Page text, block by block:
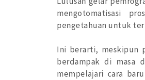
mengotomatisasi
pengetahuan untuk
Ini berarti, meskipun
berdampak di masa
mempelajari cara